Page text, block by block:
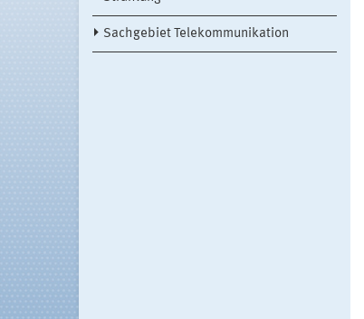
Sachgebiet Telekommunikation